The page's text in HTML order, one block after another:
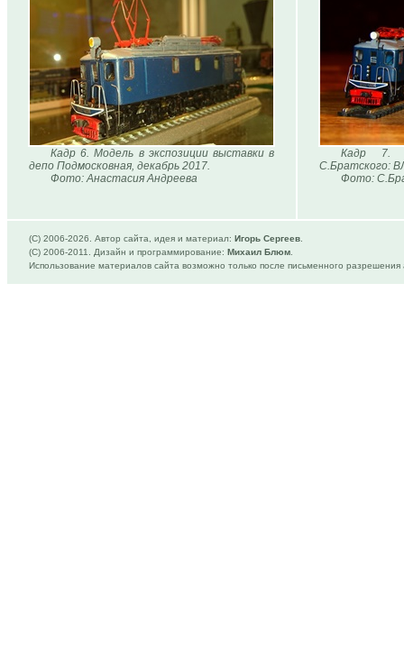
Кадр 6. Модель в экспозиции выставки в
депо Подмосковная, декабрь 2017.
Фото: Анастасия Андреева
Кадр 7.
С.Братского:
Фото:
(C) 2006-2026. Автор сайта, идея и материал: Игорь Сергеев
(C) 2006-2011. Дизайн и программирование: Михаил Блюм
Использование материалов сайта возможно только после письменного разрешения